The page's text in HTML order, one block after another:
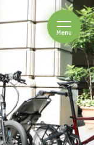
Menuを開閉